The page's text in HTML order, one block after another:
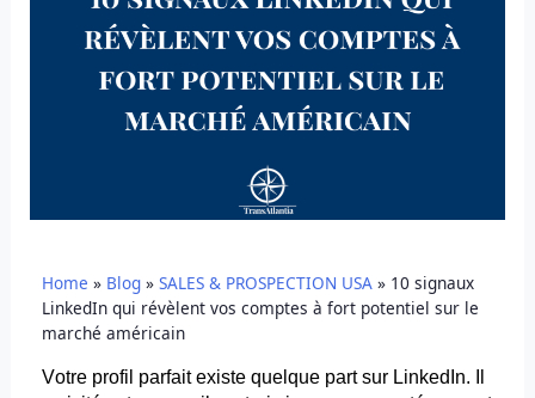
Home » Blog» SALES & PROSPECTION USA» 10 signaux
LinkedIn qui révèlent vos comptes à fort potentiel sur le
marché américain
Votre profil parfait existe quelque part sur LinkedIn. Il